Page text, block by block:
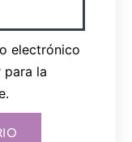
electrónico
para la